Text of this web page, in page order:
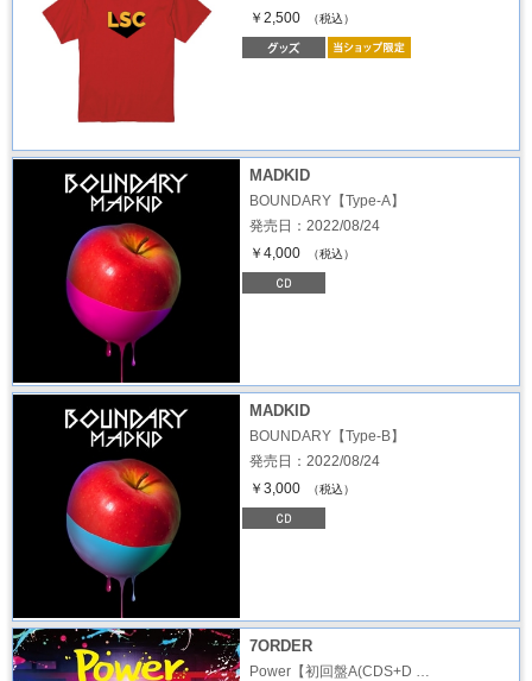
￥2,500
（税込）
MADKID
BOUNDARY【Type-A】
発売日：2022/08/24
￥4,000
（税込）
MADKID
BOUNDARY【Type-B】
発売日：2022/08/24
￥3,000
（税込）
7ORDER
Power【初回盤A(CDS+D …